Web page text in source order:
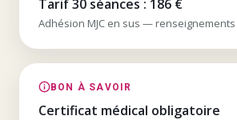
Tarif 30 séances : 186 €
Adhésion MJC en sus —
BON À SAVOIR
Certificat médical obligatoire